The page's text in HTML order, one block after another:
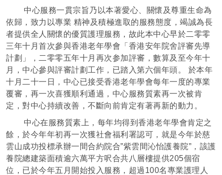
中心服務一貫宗旨乃以本著愛心、關懷及尊重生命為
依歸，致力以專業 精神及積極進取的服務態度，竭誠為長
者提供全人關懷的優質護理服務，故此本中心早於二零零
三年十月首次參與香港老年學會「香港安年院舍評審先導
計劃」，二零零五年十月再次参加評審，數算及至今年十
月，中心參與評審計劃工作，已踏入第六個年頭。 於本年
十月二十一日，中心已接受香港老年學會每年一度的專業
覆審，再一次喜獲順利通過，中心服務質素再一次被肯
定，對中心持續改善，不斷向前肯定有著再新的動力。
中心在服務質素上，每年均得到香港老年學會肯定之
餘，於今年年初再一次獲社會福利署認可，就是今年於慈
雲山成功投標承辦一間合約院合”紫雲間沁怡護養院”，該護
養院總建築面積逾六萬平方呎合共八層樓提供205個宿
位，已於今年五月開始投入服務，超過100名專業護理人